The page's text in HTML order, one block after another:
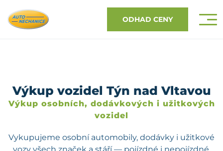
ODHAD CENY
Výkup vozidel Týn nad Vltavou
Výkup osobních, dodávkových i užitkových
vozidel
Vykupujeme osobní automobily, dodávky i užitkové